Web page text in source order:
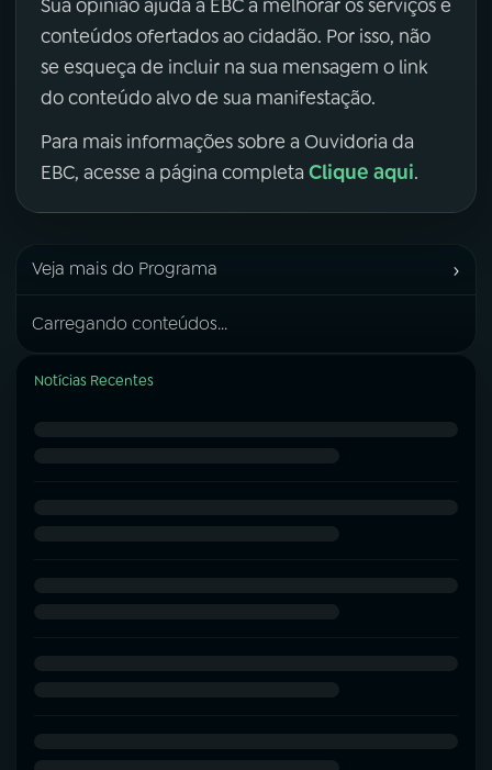
Sua opinião ajuda a EBC a melhorar os serviços e
conteúdos ofertados ao cidadão. Por isso, não
se esqueça de incluir na sua mensagem o link
do conteúdo alvo de sua manifestação.
Para mais informações sobre a Ouvidoria da
EBC, acesse a página completa Clique aqui.
Veja mais do Programa ›
Carregando conteúdos...
Notícias Recentes